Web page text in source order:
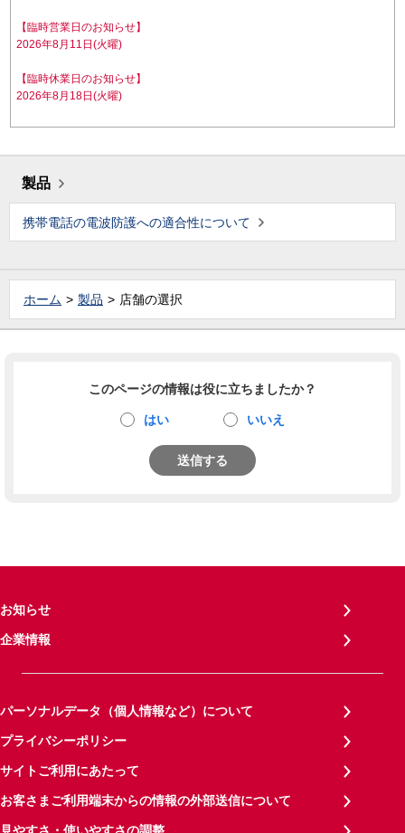
【臨時営業日のお知らせ】
2026年8月11日(火曜)
【臨時休業日のお知らせ】
2026年8月18日(火曜)
製品
携帯電話の電波防護への適合性について
ホーム 製品 店舗の選択
このページの情報は役に立ちましたか？
はい いいえ
送信する
お知らせ
企業情報
パーソナルデータ（個人情報など）について
プライバシーポリシー
サイトご利用にあたって
お客さまご利用端末からの情報の外部送信について